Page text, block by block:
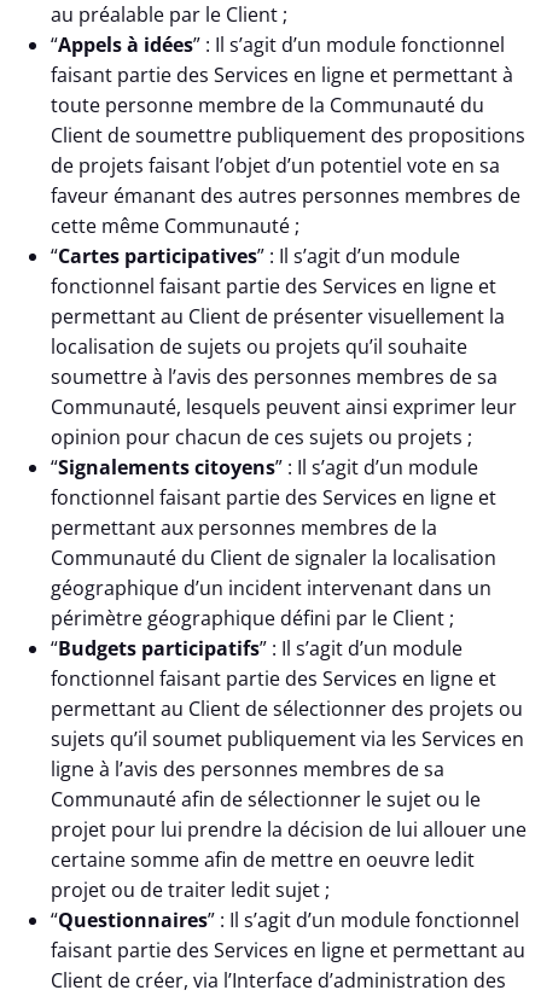
au préalable par le Client ;
“Appels à idées” : Il s’agit d’un module fonctionnel
faisant partie des Services en ligne et permettant à
toute personne membre de la Communauté du
Client de soumettre publiquement des propositions
de projets faisant l’objet d’un potentiel vote en sa
faveur émanant des autres personnes membres de
cette même Communauté ;
“Cartes participatives” : Il s’agit d’un module
fonctionnel faisant partie des Services en ligne et
permettant au Client de présenter visuellement la
localisation de sujets ou projets qu’il souhaite
soumettre à l’avis des personnes membres de sa
Communauté, lesquels peuvent ainsi exprimer leur
opinion pour chacun de ces sujets ou projets ;
“Signalements citoyens” : Il s’agit d’un module
fonctionnel faisant partie des Services en ligne et
permettant aux personnes membres de la
Communauté du Client de signaler la localisation
géographique d’un incident intervenant dans un
périmètre géographique défini par le Client ;
“Budgets participatifs” : Il s’agit d’un module
fonctionnel faisant partie des Services en ligne et
permettant au Client de sélectionner des projets ou
sujets qu’il soumet publiquement via les Services en
ligne à l’avis des personnes membres de sa
Communauté afin de sélectionner le sujet ou le
projet pour lui prendre la décision de lui allouer une
certaine somme afin de mettre en oeuvre ledit
projet ou de traiter ledit sujet ;
“Questionnaires” : Il s’agit d’un module fonctionnel
faisant partie des Services en ligne et permettant au
Client de créer, via l’Interface d’administration des